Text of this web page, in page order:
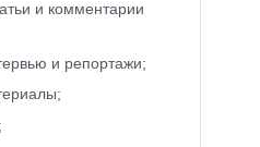
и комментарии
и репортажи;